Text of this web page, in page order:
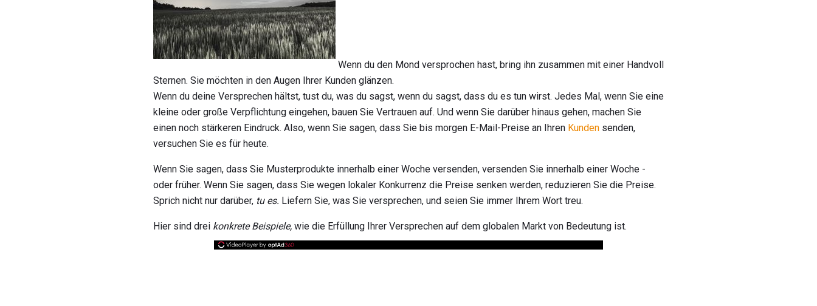
Wenn du den Mond versprochen hast, bring ihn zusammen mit einer Handvoll
Sternen. Sie möchten in den Augen Ihrer Kunden glänzen.
Wenn du deine Versprechen hältst, tust du, was du sagst, wenn du sagst, dass du es tun wirst. Jedes Mal, wenn Sie eine
kleine oder große Verpflichtung eingehen, bauen Sie Vertrauen auf. Und wenn Sie darüber hinaus gehen, machen Sie
einen noch stärkeren Eindruck. Also, wenn Sie sagen, dass Sie bis morgen E-Mail-Preise an Ihren Kunden senden,
versuchen Sie es für heute.
Wenn Sie sagen, dass Sie Musterprodukte innerhalb einer Woche versenden, versenden Sie innerhalb einer Woche -
oder früher. Wenn Sie sagen, dass Sie wegen lokaler Konkurrenz die Preise senken werden, reduzieren Sie die Preise.
Sprich nicht nur darüber, tu es. Liefern Sie, was Sie versprechen, und seien Sie immer Ihrem Wort treu.
Hier sind drei konkrete Beispiele, wie die Erfüllung Ihrer Versprechen auf dem globalen Markt von Bedeutung ist.